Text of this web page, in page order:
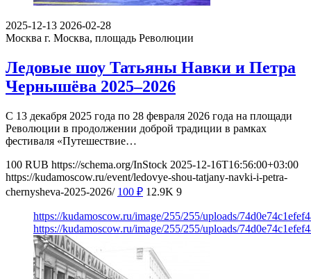
2025-12-13 2026-02-28
Москва г. Москва, площадь Революции
Ледовые шоу Татьяны Навки и Петра
Чернышёва 2025–2026
С 13 декабря 2025 года по 28 февраля 2026 года на площади
Революции в продолжении доброй традиции в рамках
фестиваля «Путешествие…
100 RUB https://schema.org/InStock 2025-12-16T16:56:00+03:00
https://kudamoscow.ru/event/ledovye-shou-tatjany-navki-i-petra-
chernysheva-2025-2026/ 100 ₽ 12.9K 9
https://kudamoscow.ru/image/255/255/uploads/
https://kudamoscow.ru/image/255/255/uploads/